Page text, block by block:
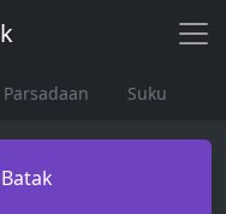
Parsadaan Suku